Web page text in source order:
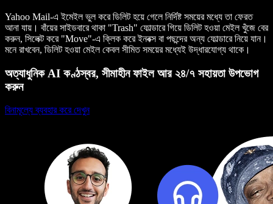
Yahoo Mail-এ ইমেইল ভুল করে ডিলিট হয়ে গেলে নির্দিষ্ট সময়ের মধ্যে তা ফেরত
আনা যায়। বাঁয়ের সাইডবারে থাকা "Trash" ফোল্ডারে গিয়ে ডিলিট হওয়া মেইল খুঁজে বের
করুন, সিলেক্ট করে "Move"-এ ক্লিক করে ইনবক্স বা পছন্দের অন্য ফোল্ডারে নিয়ে যান।
মনে রাখবেন, ডিলিট হওয়া মেইল কেবল সীমিত সময়ের মধ্যেই উদ্ধারযোগ্য থাকে।
অত্যাধুনিক AI কণ্ঠস্বর, সীমাহীন ফাইল আর ২৪/৭ সহায়তা উপভোগ
করুন
বিনামূল্যে ব্যবহার করে দেখুন